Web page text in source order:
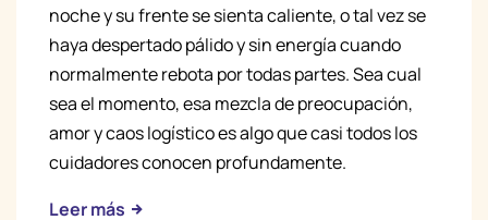
noche y su frente se sienta caliente, o tal vez se
haya despertado pálido y sin energía cuando
normalmente rebota por todas partes. Sea cual
sea el momento, esa mezcla de preocupación,
amor y caos logístico es algo que casi todos los
cuidadores conocen profundamente.
Leer más